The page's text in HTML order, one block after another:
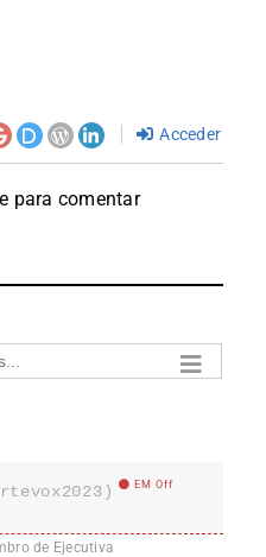
Acceder
para comentar
EM Off
de Ejecutiva